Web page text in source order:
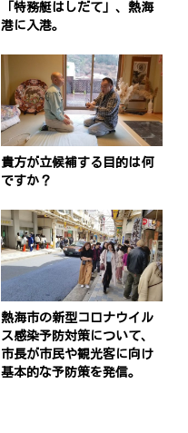
「特務艇はしだて」、熱海
港に入港。
貴方が立候補する目的は何
ですか？
熱海市の新型コロナウイル
ス感染予防対策について、
市長が市民や観光客に向け
基本的な予防策を発信。